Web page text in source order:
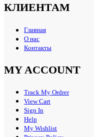
КЛИЕНТАМ
Главная
О нас
Контакты
MY ACCOUNT
Track My Ordrer
View Cart
Sign In
Help
My Wishlist